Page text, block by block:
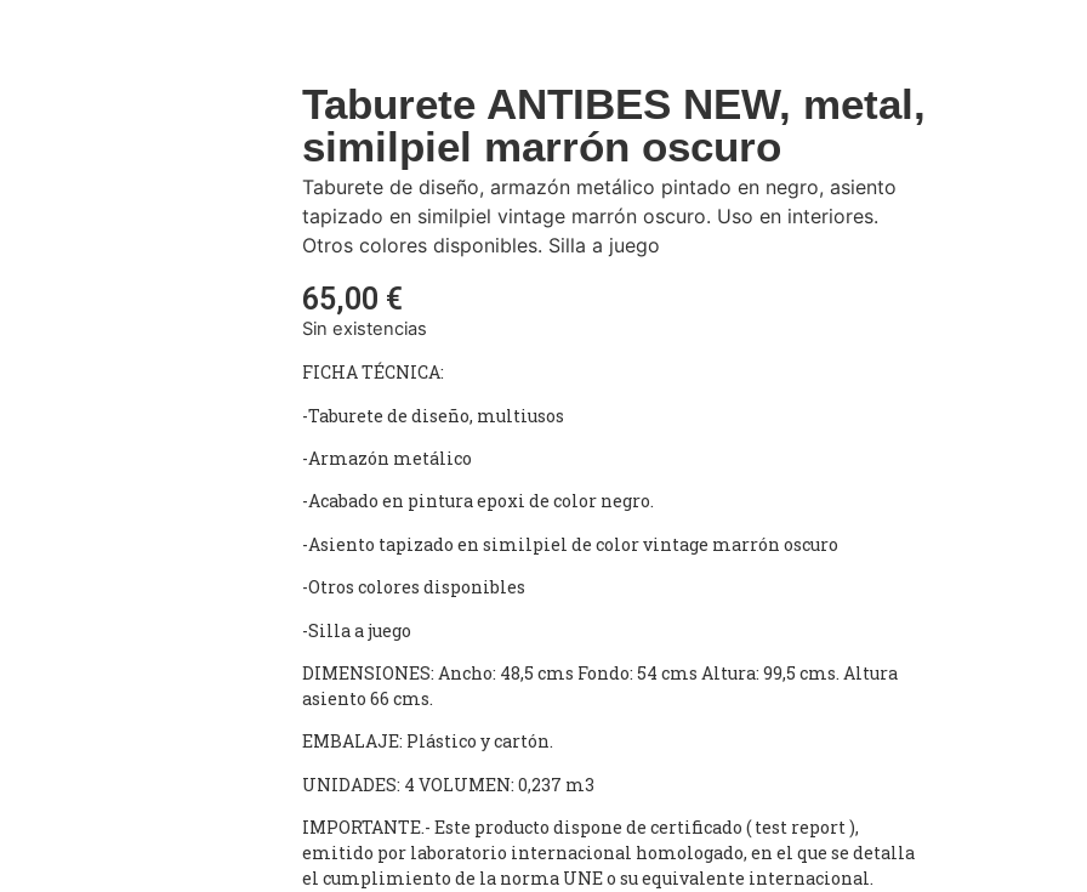
Taburete ANTIBES NEW, metal,
similpiel marrón oscuro
Taburete de diseño, armazón metálico pintado en negro, asiento
tapizado en similpiel vintage marrón oscuro. Uso en interiores.
Otros colores disponibles. Silla a juego
65,00 €
Sin existencias
FICHA TÉCNICA:
-Taburete de diseño, multiusos
-Armazón metálico
-Acabado en pintura epoxi de color negro.
-Asiento tapizado en similpiel de color vintage marrón oscuro
-Otros colores disponibles
-Silla a juego
DIMENSIONES: Ancho: 48,5 cms Fondo: 54 cms Altura: 99,5 cms. Altura
asiento 66 cms.
EMBALAJE: Plástico y cartón.
UNIDADES: 4 VOLUMEN: 0,237 m3
IMPORTANTE.- Este producto dispone de certificado ( test report ),
emitido por laboratorio internacional homologado, en el que se detalla
el cumplimiento de la norma UNE o su equivalente internacional.